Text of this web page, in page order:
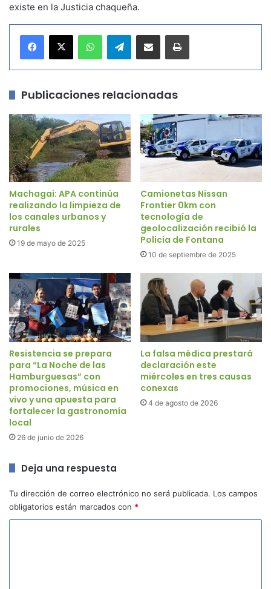
existe en la Justicia chaqueña.
Telegram
Publicaciones relacionadas
Machagai: APA continúa
realizando la limpieza de
los canales urbanos y
rurales
19 de mayo de 2025
Camionetas Nissan
Frontier 0km con
tecnología de
geolocalización recibió la
Policía de Fontana
10 de septiembre de 2025
Resistencia se prepara
para “La Noche de las
Hamburguesas” con
promociones, música en
vivo y una apuesta para
fortalecer la gastronomía
local
26 de junio de 2026
La falsa médica prestará
declaración este
miércoles en tres causas
conexas
4 de agosto de 2026
Deja una respuesta
Tu dirección de correo electrónico no será publicada. Los campos
obligatorios están marcados con *